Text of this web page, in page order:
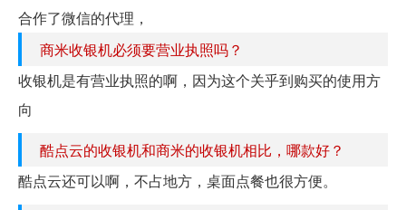
合作了微信的代理，
商米收银机必须要营业执照吗？
收银机是有营业执照的啊，因为这个关乎到购买的使用方
向
酷点云的收银机和商米的收银机相比，哪款好？
酷点云还可以啊，不占地方，桌面点餐也很方便。